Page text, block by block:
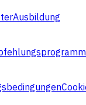
Ausbildung